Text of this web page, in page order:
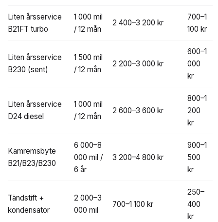
Liten årsservice
B21FT turbo
1 000 mil
/ 12 mån
2 400–3 200 kr
700–1
100 kr
Liten årsservice
B230 (sent)
1 500 mil
/ 12 mån
2 200–3 000 kr
600–1
000
kr
Liten årsservice
D24 diesel
1 000 mil
/ 12 mån
2 600–3 600 kr
800–1
200
kr
Kamremsbyte
B21/B23/B230
6 000–8
000 mil /
6 år
3 200–4 800 kr
900–1
500
kr
Tändstift +
kondensator
2 000–3
000 mil
700–1 100 kr
250–
400
kr